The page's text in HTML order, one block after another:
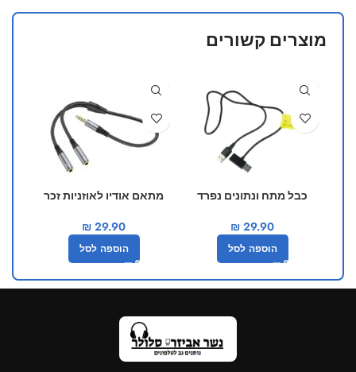
מוצרים קשורים
כבל מתח ונתונים נפרד
₪ 29.90
הוספה לסל
מתאם אודיו לאוזניות זכר
₪ 29.90
הוספה לסל